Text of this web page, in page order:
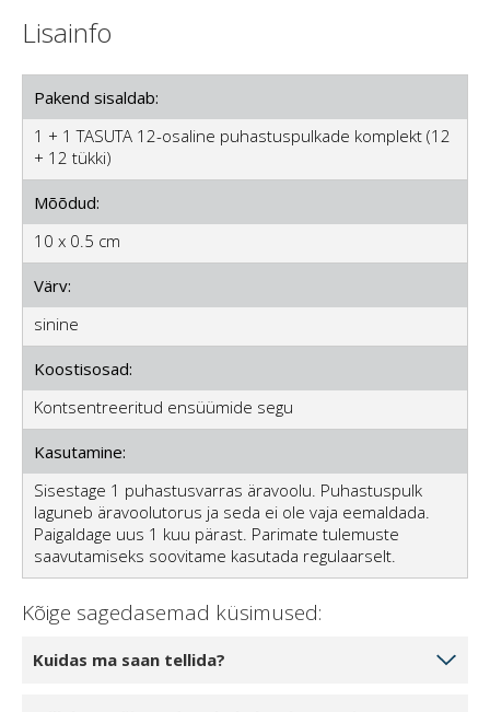
Lisainfo
Pakend sisaldab:
1 + 1 TASUTA 12-osaline puhastuspulkade komplekt (12
+ 12 tükki)
Mõõdud:
10 x 0.5 cm
Värv:
sinine
Koostisosad:
Kontsentreeritud ensüümide segu
Kasutamine:
Sisestage 1 puhastusvarras äravoolu. Puhastuspulk
laguneb äravoolutorus ja seda ei ole vaja eemaldada.
Paigaldage uus 1 kuu pärast. Parimate tulemuste
saavutamiseks soovitame kasutada regulaarselt.
Kõige sagedasemad küsimused:
Kuidas ma saan tellida?
Valige toodete kogus, mida soovite tellida, klõpsates 1